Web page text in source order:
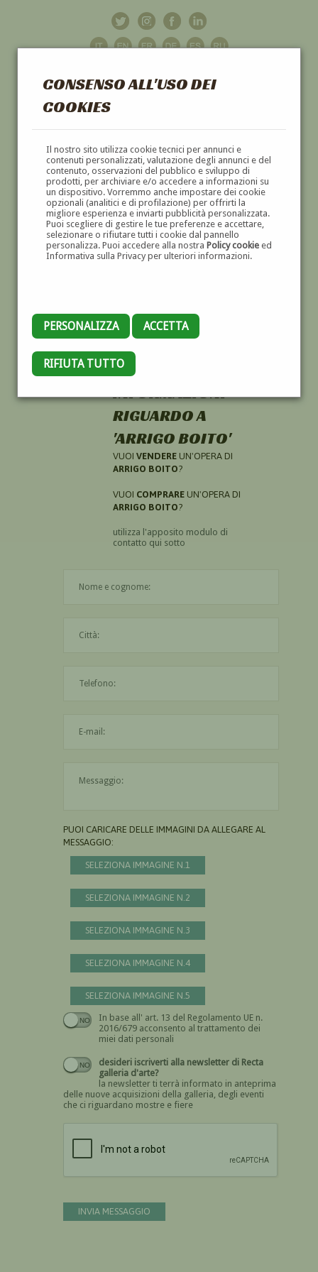
CONSENSO ALL'USO DEI
COOKIES
Il nostro sito utilizza cookie tecnici per annunci e
contenuti personalizzati, valutazione degli annunci e del
contenuto, osservazioni del pubblico e sviluppo di
prodotti, per archiviare e/o accedere a informazioni su
un dispositivo. Vorremmo anche impostare dei cookie
opzionali (analitici e di profilazione) per offrirti la
migliore esperienza e inviarti pubblicità personalizzata.
Puoi scegliere di gestire le tue preferenze e accettare,
selezionare o rifiutare tutti i cookie dal pannello
personalizza. Puoi accedere alla nostra Policy cookieed
Informativa sulla Privacy per ulteriori informazioni.
PERSONALIZZA ACCETTA
RIFIUTA TUTTO
GALLERIAD'ARTE
DIPINTI E SCULTURE '800 E '900
HAI CERCATO
INFORMAZIONI
RIGUARDO A
'ARRIGO BOITO'
VUOI VENDERE UN'OPERA DI
ARRIGO BOITO?
VUOI COMPRARE UN'OPERA DI
ARRIGO BOITO?
utilizza l'apposito modulo di
contatto qui sotto
PUOI CARICARE DELLE IMMAGINI DA ALLEGARE AL
MESSAGGIO:
SELEZIONA IMMAGINE N.1
SELEZIONA IMMAGINE N.2
SELEZIONA IMMAGINE N.3
SELEZIONA IMMAGINE N.4
SELEZIONA IMMAGINE N.5
In base all' art. 13 del Regolamento UE n.
2016/679 acconsento al trattamento dei
miei dati personali
Devi dare il consenso
desideri iscriverti alla newsletter di Recta
galleria d'arte?
la newsletter ti terrà informato in anteprima
delle nuove acquisizioni della galleria, degli eventi
che ci riguardano mostre e fiere
INVIA MESSAGGIO